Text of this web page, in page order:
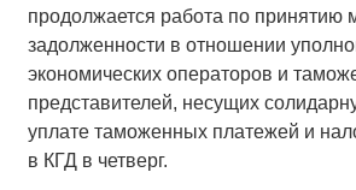
продолжается работа по принятию
задолженности в отношении
экономических операторов и
представителей, несущих
уплате таможенных платежей и
в КГД в четверг.